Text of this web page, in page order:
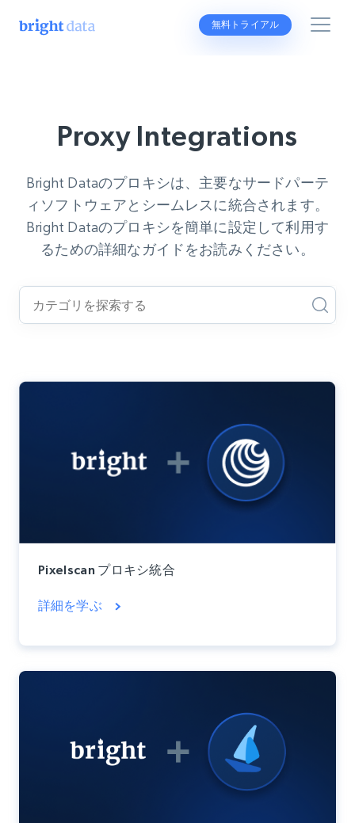
無料トライアル
Proxy Integrations
Bright Dataのプロキシは、主要なサードパーテ
ィソフトウェアとシームレスに統合されます。
Bright Dataのプロキシを簡単に設定して利用す
るための詳細なガイドをお読みください。
Pixelscan プロキシ統合
詳細を学ぶ